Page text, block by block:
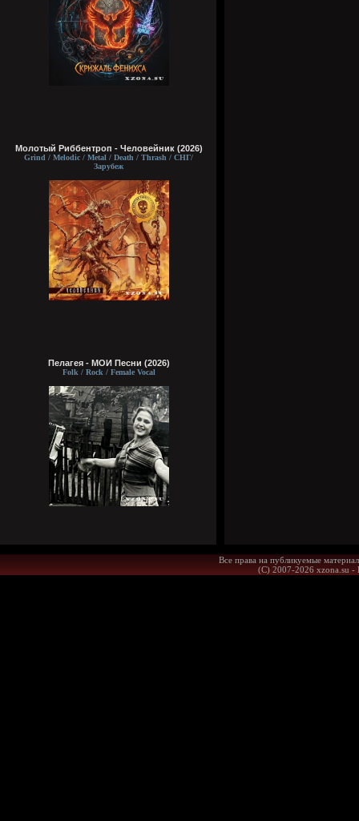
Молотый Риббентроп - Человейник (2026)
Grind / Melodic / Metal / Death / Thrash / СНГ/
Зарубеж
Пелагея - МОИ Песни (2026)
Folk / Rock / Female Vocal
Все права на публикуемые
(С) 2007-2026 xzona.su -